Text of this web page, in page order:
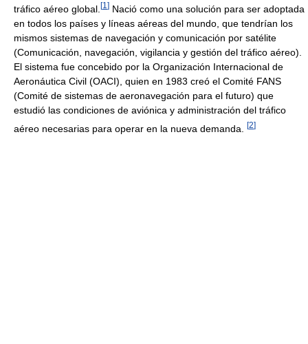
tráfico aéreo global. [1 ] Nació como una solución para ser adoptada
en todos los países y líneas aéreas del mundo, que tendrían los
mismos sistemas de navegación y comunicación por satélite
(Comunicación, navegación, vigilancia y gestión del tráfico aéreo).
El sistema fue concebido por la Organización Internacional de
Aeronáutica Civil (OACI), quien en 1983 creó el Comité FANS
(Comité de sistemas de aeronavegación para el futuro) que
estudió las condiciones de aviónica y administración del tráfico
aéreo necesarias para operar en la nueva demanda.
[2]